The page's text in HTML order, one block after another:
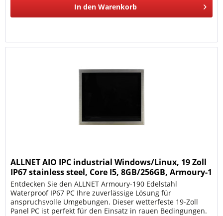
In den Warenkorb
ALLNET AIO IPC industrial Windows/Linux, 19 Zoll
IP67 stainless steel, Core I5, 8GB/256GB, Armoury-1
Entdecken Sie den ALLNET Armoury-190 Edelstahl
Waterproof IP67 PC Ihre zuverlässige Lösung für
anspruchsvolle Umgebungen. Dieser wetterfeste 19-Zoll
Panel PC ist perfekt für den Einsatz in rauen Bedingungen.